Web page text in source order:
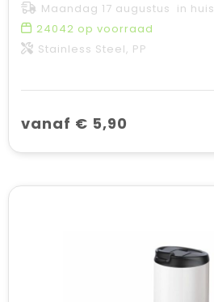
Maandag 17 augustus in huis
24042 op voorraad
Stainless Steel, PP
vanaf € 5,90